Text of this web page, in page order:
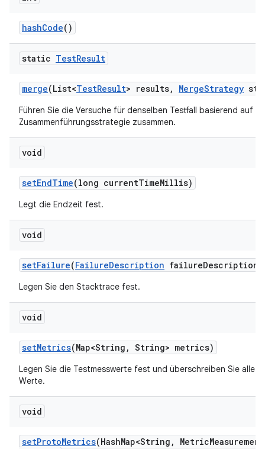
hashCode()
static TestResult
merge(List<TestResult> results, MergeStrategy
Führen Sie die Versuche für denselben Testfall basierend auf
Zusammenführungsstrategie zusammen.
void
setEndTime(long currentTimeMillis)
Legt die Endzeit fest.
void
setFailure(FailureDescription failureDescription)
Legen Sie den Stacktrace fest.
void
setMetrics(Map<String , String> metrics)
Legen Sie die Testmesswerte fest und überschreiben Sie alle
Werte.
void
setProtoMetrics(HashMap<String , MetricMeasurement